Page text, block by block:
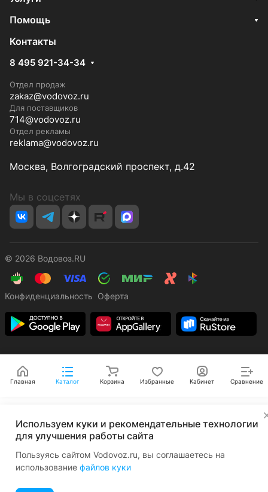
Помощь
Контакты
8 495 921-34-34
Отдел продаж
zakaz@vodovoz.ru
Для поставщиков
714@vodovoz.ru
Отдел рекламы
reklama@vodovoz.ru
Москва, Волгоградский проспект, д.42
Мы в соцсетях
© 2026 Водовоз.RU
Конфиденциальность Оферта
Главная Каталог Корзина Избранные Кабинет Сравнение
Используем куки и рекомендательные технологии
для улучшения работы сайта
Пользуясь сайтом Vodovoz.ru, вы соглашаетесь на
использование файлов куки